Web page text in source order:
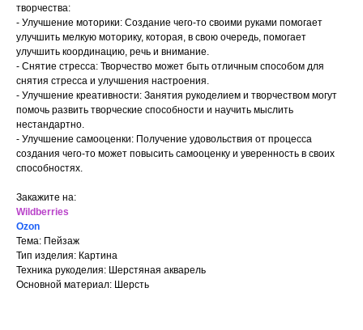
творчества:
- Улучшение моторики: Создание чего-то своими руками помогает
улучшить мелкую моторику, которая, в свою очередь, помогает
улучшить координацию, речь и внимание.
- Снятие стресса: Творчество может быть отличным способом для
снятия стресса и улучшения настроения.
- Улучшение креативности: Занятия рукоделием и творчеством могут
помочь развить творческие способности и научить мыслить
нестандартно.
- Улучшение самооценки: Получение удовольствия от процесса
создания чего-то может повысить самооценку и уверенность в своих
способностях.
Закажите на:
Wildberries
Ozon
Тема: Пейзаж
Тип изделия: Картина
Техника рукоделия: Шерстяная акварель
Основной материал: Шерсть